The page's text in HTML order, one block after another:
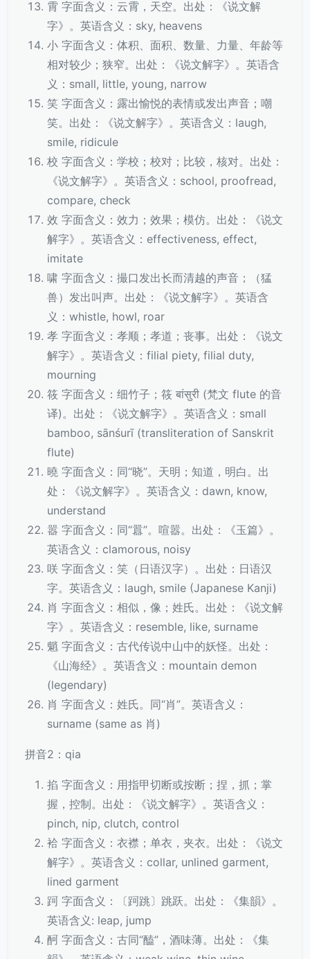
霄 字面含义：云霄，天空。出处：《说文解
字》。英语含义：sky, heavens
小 字面含义：体积、面积、数量、力量、年龄等
相对较少；狭窄。出处：《说文解字》。英语含
义：small, little, young, narrow
笑 字面含义：露出愉悦的表情或发出声音；嘲
笑。出处：《说文解字》。英语含义：laugh,
smile, ridicule
校 字面含义：学校；校对；比较，核对。出处：
《说文解字》。英语含义：school, proofread,
compare, check
效 字面含义：效力；效果；模仿。出处：《说文
解字》。英语含义：effectiveness, effect,
imitate
啸 字面含义：撮口发出长而清越的声音；（猛
兽）发出叫声。出处：《说文解字》。英语含
义：whistle, howl, roar
孝 字面含义：孝顺；孝道；丧事。出处：《说文
解字》。英语含义：filial piety, filial duty,
mourning
筱 字面含义：细竹子；筱 बांसुरी (梵文 flute 的音
译)。出处：《说文解字》。英语含义：small
bamboo, sānśurī (transliteration of Sanskrit
flute)
曉 字面含义：同“晓”。天明；知道，明白。出
处：《说文解字》。英语含义：dawn, know,
understand
嚣 字面含义：同“囂”。喧嚣。出处：《玉篇》。
英语含义：clamorous, noisy
咲 字面含义：笑（日语汉字）。出处：日语汉
字。英语含义：laugh, smile (Japanese Kanji)
肖 字面含义：相似，像；姓氏。出处：《说文解
字》。英语含义：resemble, like, surname
魈 字面含义：古代传说中山中的妖怪。出处：
《山海经》。英语含义：mountain demon
(legendary)
肖 字面含义：姓氏。同“肖”。英语含义：
surname (same as 肖)
拼音2：qia
掐 字面含义：用指甲切断或按断；捏，抓；掌
握，控制。出处：《说文解字》。英语含义：
pinch, nip, clutch, control
袷 字面含义：衣襟；单衣，夹衣。出处：《说文
解字》。英语含义：collar, unlined garment,
lined garment
跒 字面含义：〔跒跳〕跳跃。出处：《集韻》。
英语含义: leap, jump
酠 字面含义：古同“醘”，酒味薄。出处：《集